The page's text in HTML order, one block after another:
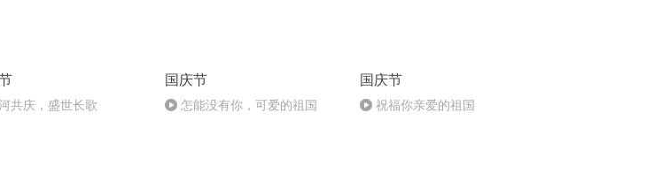
共庆，盛世长歌
国庆节
怎能没有你，可爱的祖国
国庆节
祝福你亲爱的祖国